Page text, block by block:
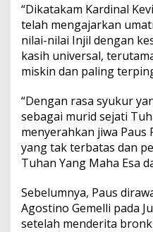
8
T
a
u
n
“Dikatakam Kardinal
telah mengajarkan
nilai-nilai Injil dengan
kasih universal,
miskin dan paling
“Dengan rasa syukur
sebagai murid sejati
menyerahkan jiwa Paus
yang tak terbatas dan
Tuhan Yang Maha Esa
Sebelumnya, Paus
Agostino Gemelli pada
setelah menderita